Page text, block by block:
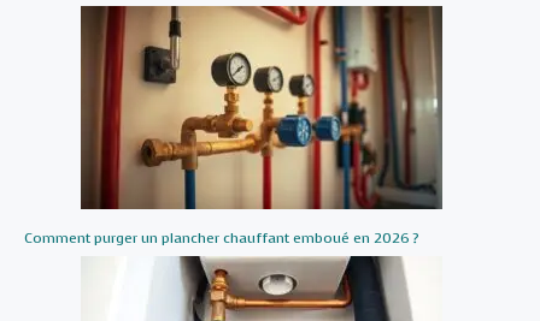
Comment purger un plancher chauffant emboué en 2026 ?